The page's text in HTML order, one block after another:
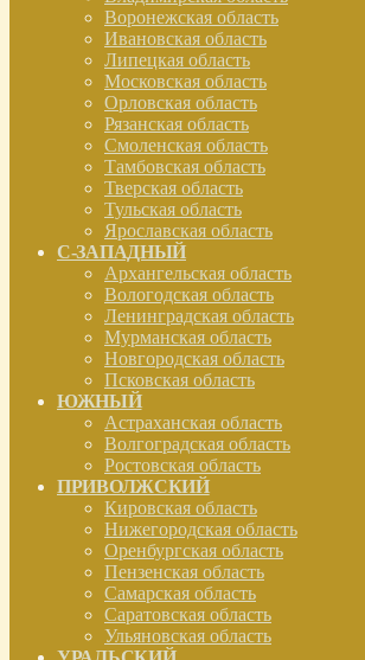
Воронежская область
Ивановская область
Липецкая область
Московская область
Орловская область
Рязанская область
Смоленская область
Тамбовская область
Тверская область
Тульская область
Ярославская область
С-ЗАПАДНЫЙ
Архангельская область
Вологодская область
Ленинградская область
Мурманская область
Новгородская область
Псковская область
ЮЖНЫЙ
Астраханская область
Волгоградская область
Ростовская область
ПРИВОЛЖСКИЙ
Кировская область
Нижегородская область
Оренбургская область
Пензенская область
Самарская область
Саратовская область
Ульяновская область